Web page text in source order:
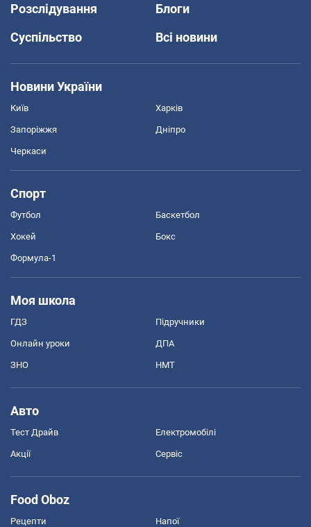
Розслідування
Блоги
Суспільство
Всі новини
Новини України
Київ Харків
Запоріжжя Дніпро
Черкаси
Спорт
Футбол Баскетбол
Хокей Бокс
Формула-1
Моя школа
ГДЗ Підручники
Онлайн уроки ДПА
ЗНО НМТ
Авто
Тест Драйв Електромобілі
Акції Сервіс
Food Oboz
Рецепти Напої